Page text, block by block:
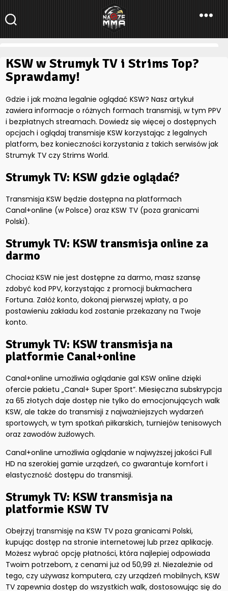
NaszeMMA
KSW w Strumyk TV i Strims Top?
Sprawdamy!
Gdzie i jak można legalnie oglądać KSW? Nasz artykuł
zawiera informacje o różnych formach transmisji, w tym PPV
i bezpłatnych streamach. Dowiedz się więcej o dostępnych
opcjach i oglądaj transmisje KSW korzystając z legalnych
platform, bez konieczności korzystania z takich serwisów jak
Strumyk TV czy Strims World.
Strumyk TV: KSW gdzie oglądać?
Transmisja KSW będzie dostępna na platformach
Canal+online (w Polsce) oraz KSW TV (poza granicami
Polski).
Strumyk TV: KSW transmisja online za
darmo
Chociaż KSW nie jest dostępne za darmo, masz szansę
zdobyć kod PPV, korzystając z promocji bukmachera
Fortuna. Załóż konto, dokonaj pierwszej wpłaty, a po
postawieniu zakładu kod zostanie przekazany na Twoje
konto.
Strumyk TV: KSW transmisja na
platformie Canal+online
Canal+online umożliwia oglądanie gal KSW online dzięki
ofercie pakietu „Canal+ Super Sport”. Miesięczna subskrypcja
za 65 złotych daje dostęp nie tylko do emocjonujących walk
KSW, ale także do transmisji z najważniejszych wydarzeń
sportowych, w tym spotkań piłkarskich, turniejów tenisowych
oraz zawodów żużlowych.
Canal+online umożliwia oglądanie w najwyższej jakości Full
HD na szerokiej gamie urządzeń, co gwarantuje komfort i
elastyczność dostępu do transmisji.
Strumyk TV: KSW transmisja na
platformie KSW TV
Obejrzyj transmisję na KSW TV poza granicami Polski,
kupując dostęp na stronie internetowej lub przez aplikację.
Możesz wybrać opcję płatności, która najlepiej odpowiada
Twoim potrzebom, z cenami już od 50,99 zł. Niezależnie od
tego, czy używasz komputera, czy urządzeń mobilnych, KSW
TV zapewnia dostęp do wszystkich walk, dostosowując się do